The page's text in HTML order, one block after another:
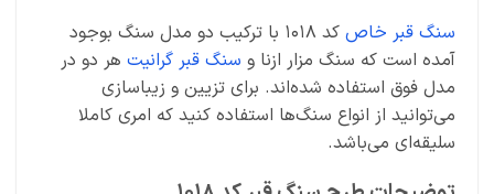
سنگ قبر خاص
کد 1018 با ترکیب دو مدل سنگ بوجود
آمده است که سنگ مزار ازنا و سنگ قبر گرانیتهر دو در
مدل فوق استفاده شده‌اند. برای تزیین و زیباسازی
می‌توانید از انواع سنگ‌ها استفاده کنید که امری کاملا
سلیقه‌ای می‌باشد.